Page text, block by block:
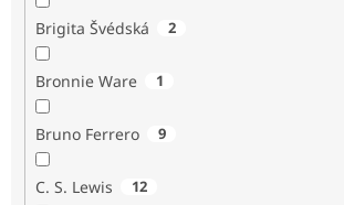
Brigita Švédská 2
Bronnie Ware 1
Bruno Ferrero 9
C. S. Lewis 12